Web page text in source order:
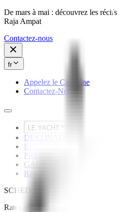
De mars à mai : découvrez les
Raja Ampat
Contactez-nous
fr
Appelez le Capitaine
Contactez-Nous
LE YACHT
DESTINATIONS
EXPÉRIENCES
PRESSE
GALERIE
Rates & Availability
SCHEDULE
Rates